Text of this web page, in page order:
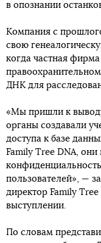
в опознании
Компания с
свою
когда частная
ДНК для
«Мы пришли к
органы создавали
доступа к базе
Family Tree DNA,
пользователей», —
директор Family
выступлении.
По словам